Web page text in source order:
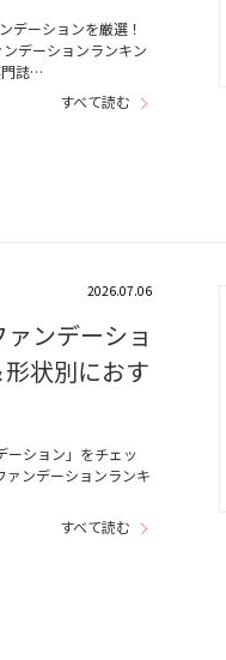
デーションを厳選！
デーションランキン
門誌…
すべて読む
2026.07.06
ァンデーショ
状別におす
ーション」をチェッ
ンデーションランキ
すべて読む